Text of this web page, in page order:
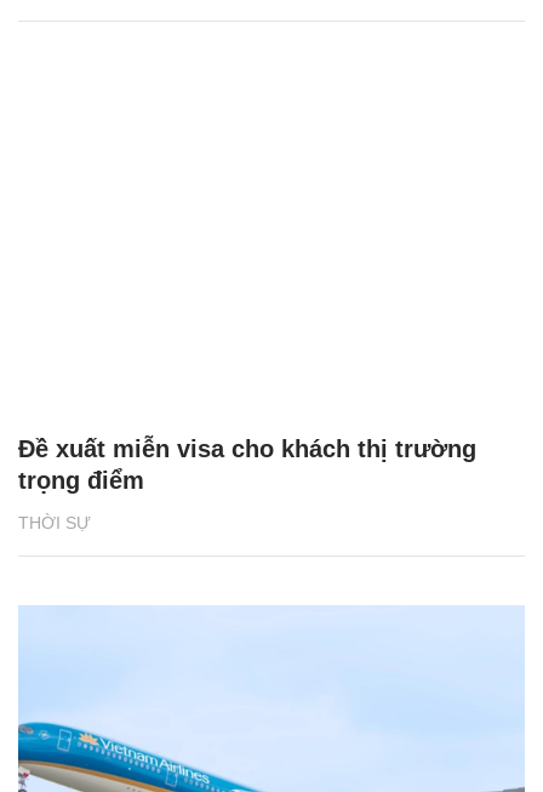
THỜI SỰ
Đề xuất miễn visa cho khách thị trường
trọng điểm